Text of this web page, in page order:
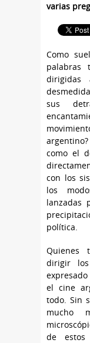
varias
Como
palabras
dirigidas
sus
como el
con los
los
lanzadas
política.
Quienes
dirigir
el cine
todo. Sin
mucho
de estos